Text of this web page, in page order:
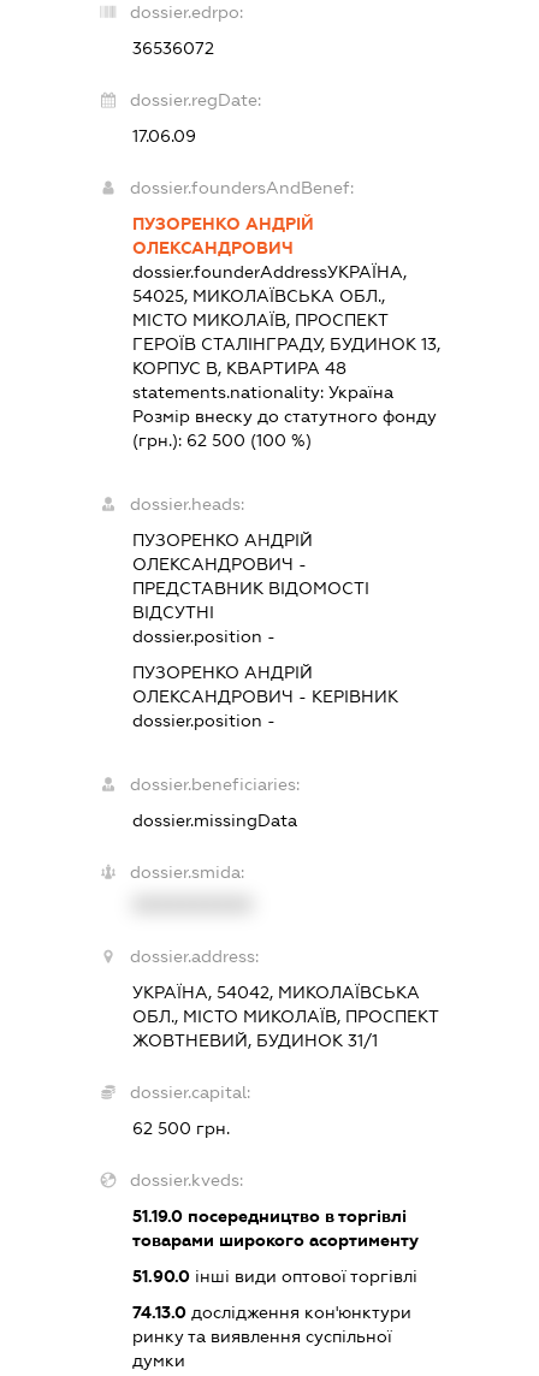
dossier.edrpo:
36536072
dossier.regDate:
17.06.09
dossier.foundersAndBenef:
ПУЗОРЕНКО АНДРІЙ
ОЛЕКСАНДРОВИЧ
dossier.founderAddressУКРАЇНА,
54025, МИКОЛАЇВСЬКА ОБЛ.,
МІСТО МИКОЛАЇВ, ПРОСПЕКТ
ГЕРОЇВ СТАЛІНГРАДУ, БУДИНОК 13,
КОРПУС В, КВАРТИРА 48
statements.nationality: Україна
Розмір внеску до статутного фонду
(грн.): 62 500 (100 %)
dossier.heads:
ПУЗОРЕНКО АНДРІЙ
ОЛЕКСАНДРОВИЧ -
ПРЕДСТАВНИК ВІДОМОСТІ
ВІДСУТНІ
dossier.position -
ПУЗОРЕНКО АНДРІЙ
ОЛЕКСАНДРОВИЧ - КЕРІВНИК
dossier.position -
dossier.beneficiaries:
dossier.missingData
dossier.smida:
dossier.address:
УКРАЇНА, 54042, МИКОЛАЇВСЬКА
ОБЛ., МІСТО МИКОЛАЇВ, ПРОСПЕКТ
ЖОВТНЕВИЙ, БУДИНОК 31/1
dossier.capital:
62 500 грн.
dossier.kveds:
51.19.0посередництво в торгівлі
товарами широкого асортименту
51.90.0інші види оптової торгівлі
74.13.0дослідження кон'юнктури
ринку та виявлення суспільної
думки